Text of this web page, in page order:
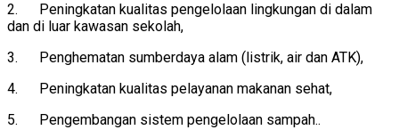
2. Peningkatan kualitas pengelolaan lingkungan di dalam
dan di luar kawasan sekolah,
3. Penghematan sumberdaya alam (listrik, air dan ATK),
4. Peningkatan kualitas pelayanan makanan sehat,
5. Pengembangan sistem pengelolaan sampah..